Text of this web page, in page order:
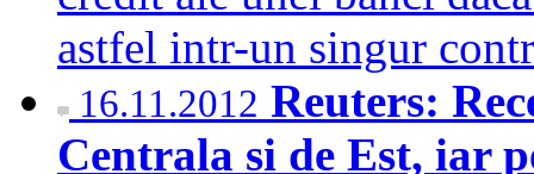
astfel intr-un singur
16.11.2012 Reuters:
Centrala si de Est, iar